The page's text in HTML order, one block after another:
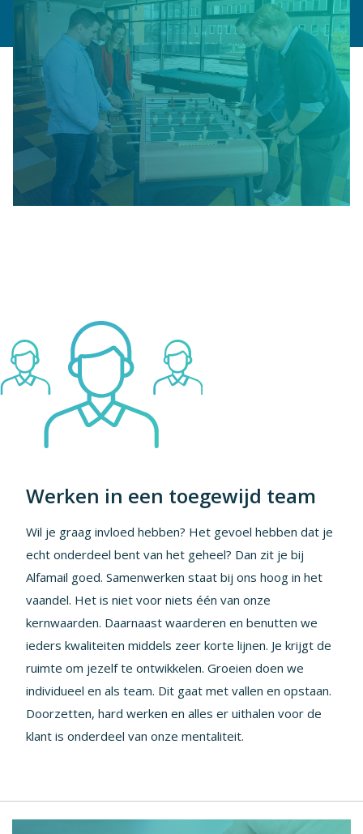
Werken in een toegewijd team
Wil je graag invloed hebben? Het gevoel hebben dat je
echt onderdeel bent van het geheel? Dan zit je bij
Alfamail goed. Samenwerken staat bij ons hoog in het
vaandel. Het is niet voor niets één van onze
kernwaarden. Daarnaast waarderen en benutten we
ieders kwaliteiten middels zeer korte lijnen. Je krijgt de
ruimte om jezelf te ontwikkelen. Groeien doen we
individueel en als team. Dit gaat met vallen en opstaan.
Doorzetten, hard werken en alles er uithalen voor de
klant is onderdeel van onze mentaliteit.